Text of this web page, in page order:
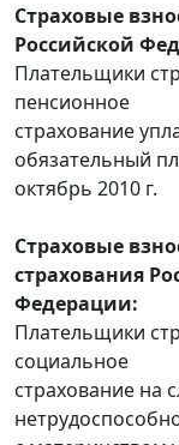
Страховые
Российской
Плательщики
пенсионное
страхование
обязательный
октябрь 2010 г.
Страховые
страхования
Федерации:
Плательщики
социальное
страхование на